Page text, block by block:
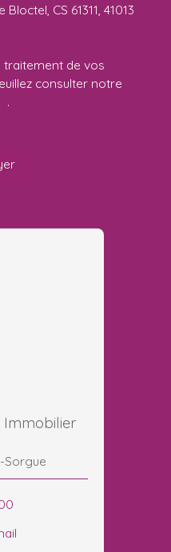
CS 61311, 41013
traitement de vos
consulter notre
.
Immobilier
Sorgue